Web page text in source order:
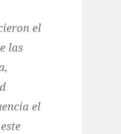
el
las
el